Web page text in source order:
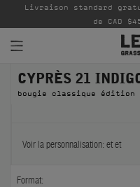
PARFUMS
INTÉRIEUR
BODY — HAIR — FACE
Livraison standard
de CAD
CYPRÈS 21
bougie classique édition
Voir la personnalisation: etet
Format: